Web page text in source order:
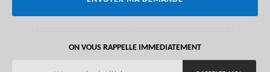
ON VOUS RAPPELLE IMMEDIATEMENT